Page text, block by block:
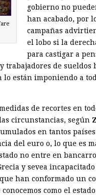
gobierno no
han acabado, por
campañas
el lobo si la
para castigar a
trabajadores de sueldos
están imponiendo a
de recortes en
circunstancias, según
en tantos
del euro o, lo que es
no entre en
y sevea
han conformado un
como el